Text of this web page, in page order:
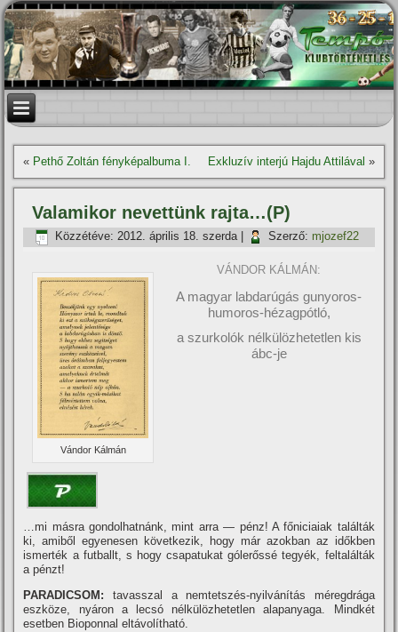
« Pethő Zoltán fényképalbuma I. Exkluzí­v interjú Hajdu Attilával »
Valamikor nevettünk rajta…(P)
Közzétéve: 2012. április 18. szerda| Szerző: mjozef22
Vándor Kálmán
VÁNDOR KÁLMÁN:
A magyar labdarúgás gunyoros-
humoros-hézagpótló,
a szurkolók nélkülözhetetlen kis
ábc-je
…mi másra gondolhatnánk, mint arra — pénz! A főniciaiak találták
ki, amiből egyenesen következik, hogy már azokban az időkben
ismerték a futballt, s hogy csapatukat gólerőssé tegyék, feltalálták
a pénzt!
PARADICSOM: tavasszal a nemtetszés-nyilvání­tás méregdrága
eszköze, nyáron a lecsó nélkülözhetetlen alapanyaga. Mindkét
esetben Bioponnal eltávolí­tható.